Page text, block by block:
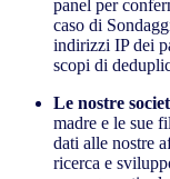
panel per
caso di
indirizzi IP dei
scopi di
Le nostre
madre e le sue
dati alle nostre
ricerca e